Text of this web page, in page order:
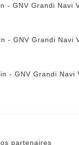
- GNV Grandi Navi
- GNV Grandi Navi
- GNV Grandi Navi
partenaires